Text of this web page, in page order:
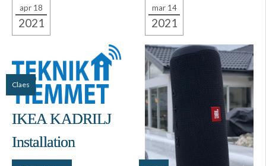
apr 18
2021
Claes
IKEA KADRILJ
Installation
mar 14
2021